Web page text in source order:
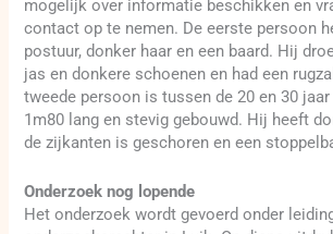
mogelijk over informatie beschikken en
contact op te nemen. De eerste persoon
postuur, donker haar en een baard. Hij
jas en donkere schoenen en had een
tweede persoon is tussen de 20 en 30
1m80 lang en stevig gebouwd. Hij heeft
de zijkanten is geschoren en een
Onderzoek nog lopende
Het onderzoek wordt gevoerd onder